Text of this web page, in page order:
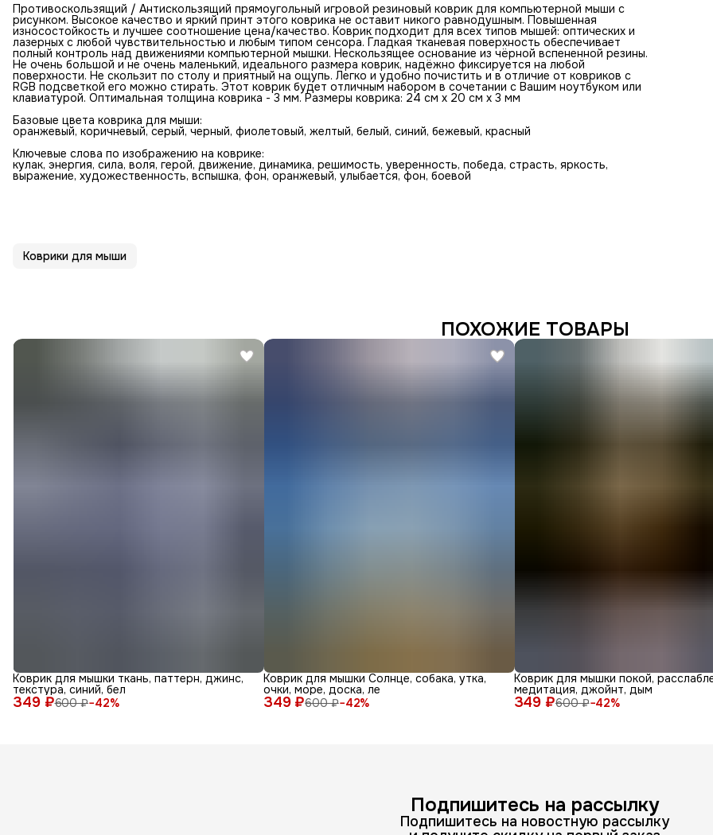
Противоскользящий / Антискользящий прямоугольный игровой резиновый коврик для компьютерной мыши с
рисунком. Высокое качество и яркий принт этого коврика не оставит никого равнодушным. Повышенная
износостойкость и лучшее соотношение цена/качество. Коврик подходит для всех типов мышей: оптических и
лазерных с любой чувствительностью и любым типом сенсора. Гладкая тканевая поверхность обеспечивает
полный контроль над движениями компьютерной мышки. Нескользящее основание из чёрной вспененной резины.
Не очень большой и не очень маленький, идеального размера коврик, надёжно фиксируется на любой
поверхности. Не скользит по столу и приятный на ощупь. Легко и удобно почистить и в отличие от ковриков с
RGB подсветкой его можно стирать. Этот коврик будет отличным набором в сочетании с Вашим ноутбуком или
клавиатурой. Оптимальная толщина коврика - 3 мм. Размеры коврика: 24 см x 20 см x 3 мм
Базовые цвета коврика для мыши:
оранжевый, коричневый, серый, черный, фиолетовый, желтый, белый, синий, бежевый, красный
Ключевые слова по изображению на коврике:
кулак, энергия, сила, воля, герой, движение, динамика, решимость, уверенность, победа, страсть, яркость,
выражение, художественность, вспышка, фон, оранжевый, улыбается, фон, боевой
Коврики для мыши
ПОХОЖИЕ ТОВАРЫ
349 ₽600 ₽−42%
Коврик для мышки ткань, паттерн, джинс,
текстура, синий, бел
349 ₽600 ₽−42%
Коврик для мышки Солнце, собака, утка,
очки, море, доска, ле
349 ₽600 ₽−42%
Коврик для мышки покой,
медитация, джойнт, дым
Подпишитесь на рассылку
Подпишитесь на новостную рассылку